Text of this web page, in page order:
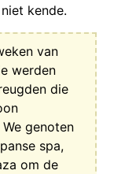
kende.
van
werden
die
genoten
spa,
om de